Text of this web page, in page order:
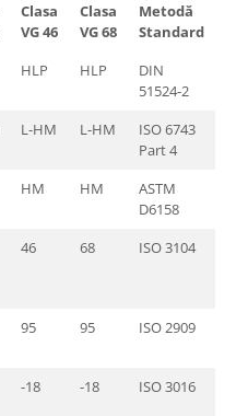
Clasa
VG 46
Clasa
VG 68
Metodă
Standard
HLP HLP
DIN
51524-2
L-HM L-HM
ISO 6743
Part 4
HM HM
ASTM
D6158
46 68 ISO 3104
95 95 ISO 2909
-18 -18 ISO 3016